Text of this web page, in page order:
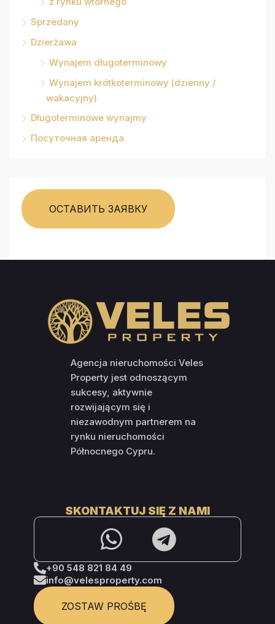
Sprzedany
Dzierżawa
Wynajem długoterminowy
Wynajem krótkoterminowy (dzienny /
wakacyjny)
Długoterminowe wynajmy
Посуточная аренда
ОСТАВИТЬ ЗАЯВКУ
Agencja nieruchomości Veles
Property jest odnoszącym
sukcesy, aktywnie
rozwijającym się i
niezawodnym partnerem na
rynku nieruchomości
Północnego Cypru.
SKONTAKTUJ SIĘ Z NAMI
+90 548 821 84 49
info@velesproperty.com
ZOSTAW PROŚBĘ